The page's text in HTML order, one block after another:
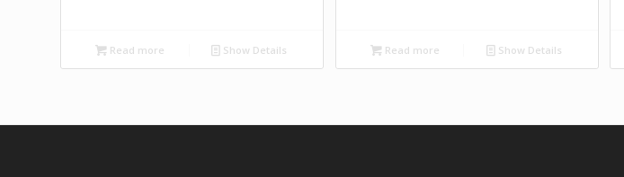
Read more Show Details Read more Show Details